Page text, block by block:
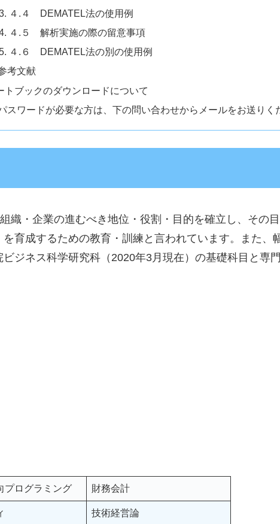
４.４ DEMATEL法の使用例
４.５ 解析実施の際の留意事項
４.６ DEMATEL法の別の使用例
考文献
トブックのダウンロードについて
スワードが必要な方は、下の問い合わせからメールをお送りく
織・企業の進むべき地位・役割・目的を確立し、その
育成するための教育・訓練と言われています。また
ジネス科学研究科（2020年3月現在）の基礎科目と専
プログラミング 財務会計
技術経営論